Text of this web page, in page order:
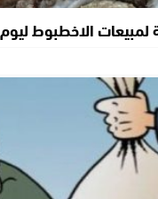
الاخطبوط ليوم 4غشت